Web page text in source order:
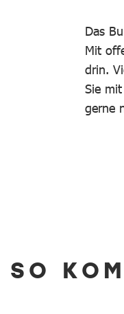
Das
Mit
drin.
Sie
gerne
SO